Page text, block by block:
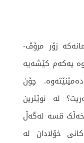
زۆر مرۆڤ-
یەکەم کێشەیە
چۆن
لە نوێترین
خەڵک قسە لەگەڵ
خۆلادان لە